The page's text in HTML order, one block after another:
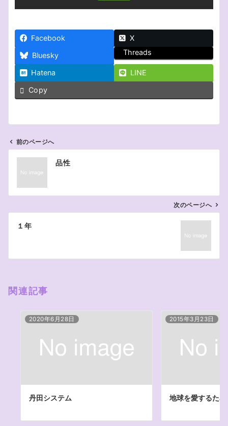
Facebook
X
Bluesky
Threads
Hatena
LINE
Copy
ビ
ン
前のページへ
品性
次のページへ
１年
関連記事
2020年6月28日
丹田システム
2015年3月23日
地球を愛するた